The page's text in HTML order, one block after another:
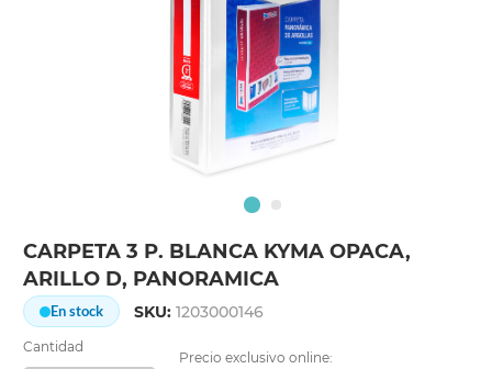
CARPETA 3 P. BLANCA KYMA OPACA,
ARILLO D, PANORAMICA
En stock SKU:1203000146
Cantidad
Precio exclusivo online: